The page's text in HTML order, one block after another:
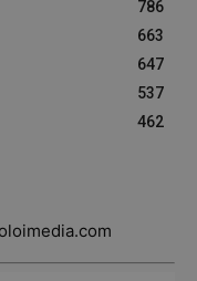
786
663
647
537
462